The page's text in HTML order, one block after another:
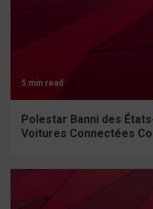
5 min read
Polestar Banni des
Voitures Connectées